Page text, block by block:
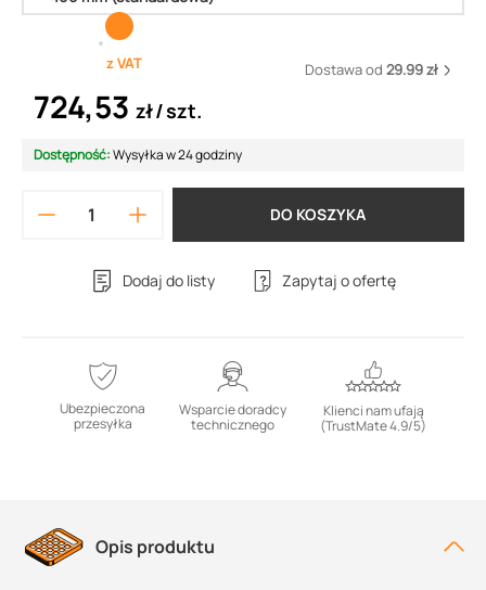
z VAT Dostawa od 29.99 zł
724,53 zł szt.
Dostępność:Wysyłka w 24 godziny
DO KOSZYKA
Dodaj do listy Zapytaj o ofertę
Ubezpieczona
przesyłka
Wsparcie doradcy
technicznego
Klienci nam ufają
(TrustMate 4.9/5)
Opis produktu